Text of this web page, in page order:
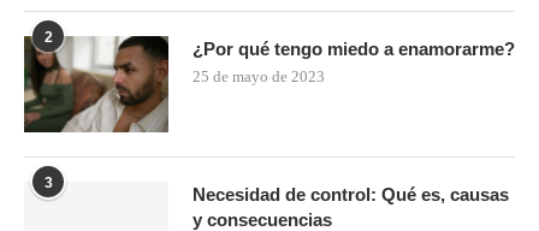
2
¿Por qué tengo miedo a enamorarme?
25 de mayo de 2023
3
Necesidad de control: Qué es, causas
y consecuencias